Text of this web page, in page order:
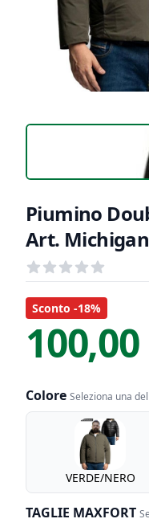
Piumino
Art. Michigan
Recensioni
out of 5 stars
Informazioni
Descrizione
Sconto -18%
100,00
Colore Seleziona una
Colore
VERDE/NERO
TAGLIE MAXFORT